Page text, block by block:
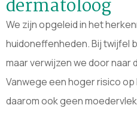
dermatoloog
We zijn opgeleid in het
huidoneffenheden. Bij twijfel
maar verwijzen we door
Vanwege een hoger risico
daarom ook geen